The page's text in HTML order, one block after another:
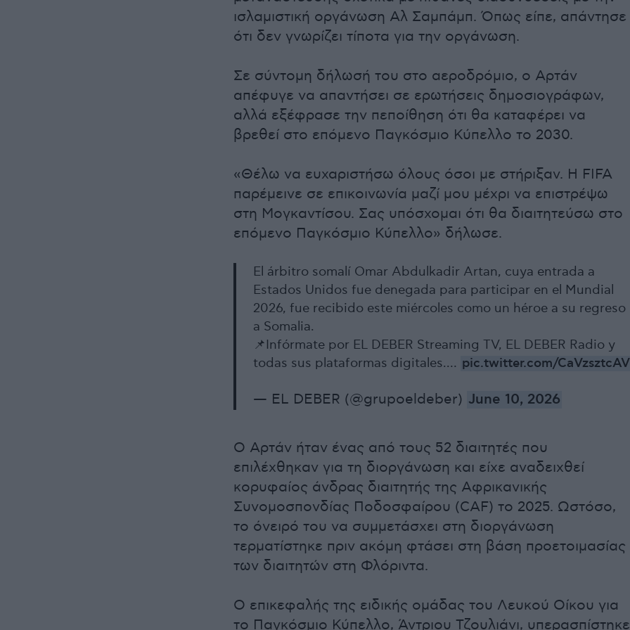
ισλαμιστική οργάνωση Αλ Σαμπάμπ. Όπως είπε, απάντησε
ότι δεν γνωρίζει τίποτα για την οργάνωση.
Σε σύντομη δήλωσή του στο αεροδρόμιο, ο Αρτάν
απέφυγε να απαντήσει σε ερωτήσεις δημοσιογράφων,
αλλά εξέφρασε την πεποίθηση ότι θα καταφέρει να
βρεθεί στο επόμενο Παγκόσμιο Κύπελλο το 2030.
«Θέλω να ευχαριστήσω όλους όσοι με στήριξαν. Η FIFA
παρέμεινε σε επικοινωνία μαζί μου μέχρι να επιστρέψω
στη Μογκαντίσου. Σας υπόσχομαι ότι θα διαιτητεύσω στο
επόμενο Παγκόσμιο Κύπελλο» δήλωσε.
El árbitro somalí Omar Abdulkadir Artan, cuya entrada a
Estados Unidos fue denegada para participar en el Mundial
2026, fue recibido este miércoles como un héroe a su regreso
a Somalia.
📌Infórmate por EL DEBER Streaming TV, EL DEBER Radio y
todas sus plataformas digitales.… pic.twitter.com/CaVzsztcAV
— EL DEBER (@grupoeldeber) June 10, 2026
Ο Αρτάν ήταν ένας από τους 52 διαιτητές που
επιλέχθηκαν για τη διοργάνωση και είχε αναδειχθεί
κορυφαίος άνδρας διαιτητής της Αφρικανικής
Συνομοσπονδίας Ποδοσφαίρου (CAF) το 2025. Ωστόσο,
το όνειρό του να συμμετάσχει στη διοργάνωση
τερματίστηκε πριν ακόμη φτάσει στη βάση προετοιμασίας
των διαιτητών στη Φλόριντα.
Ο επικεφαλής της ειδικής ομάδας του Λευκού Οίκου για
το Παγκόσμιο Κύπελλο, Άντριου Τζουλιάνι, υπερασπίστηκε